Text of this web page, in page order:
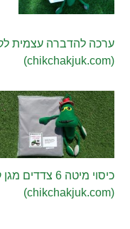
ערכה להדברה עצמית
(chikchakjuk.com)
כיסוי מיטה 6
(chikchakjuk.com)